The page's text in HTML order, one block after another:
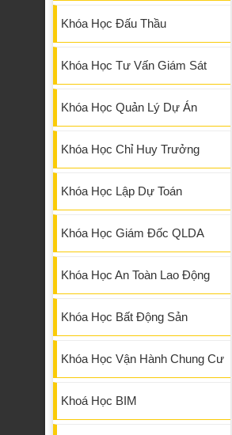
Khóa Học Đấu Thầu
Khóa Học Tư Vấn Giám Sát
Khóa Học Quản Lý Dự Án
Khóa Học Chỉ Huy Trưởng
Khóa Học Lập Dự Toán
Khóa Học Giám Đốc QLDA
Khóa Học An Toàn Lao Động
Khóa Học Bất Động Sản
Khóa Học Vận Hành Chung Cư
Khoá Học BIM